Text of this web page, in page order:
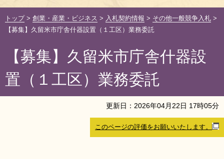
健康・医療・福祉
観光魅力・イベント
創業・産業・ビジネス
組織から探す
トップ> 創業・産業・ビジネス > 入札契約情報 > その他一般競争入札 >
【募集】久留米市庁舎什器設置（１工区）業務委託
【募集】久留米市庁舎什器設
置（１工区）業務委託
更新日： 2026年04月 22日 17時05分
このページの評価をお願いいたします。